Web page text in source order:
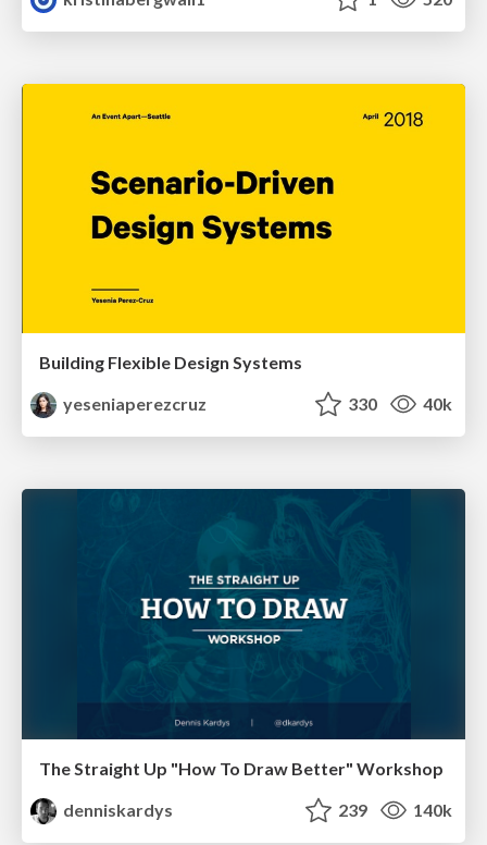
Building Flexible Design Systems
yeseniaperezcruz
330 40k
The Straight Up "How To Draw Better" Workshop
denniskardys
239 140k